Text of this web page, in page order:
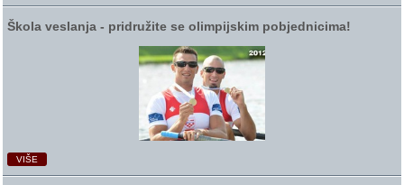
Škola veslanja ‑ pridružite se olimpijskim pobjednicima!
VIŠE